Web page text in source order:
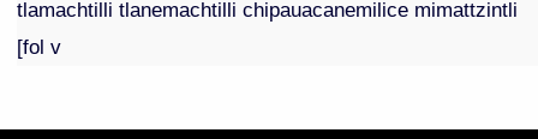
tlamachtilli tlanemachtilli chipauacanemilice mimattzintli
[fol v